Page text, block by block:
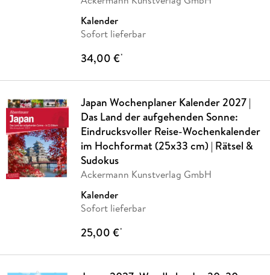
Kalender
Sofort lieferbar
34,00 €*
Japan Wochenplaner Kalender 2027 |
Das Land der aufgehenden Sonne:
Eindrucksvoller Reise-Wochenkalender
im Hochformat (25x33 cm) | Rätsel &
Sudokus
Ackermann Kunstverlag GmbH
Kalender
Sofort lieferbar
25,00 €*